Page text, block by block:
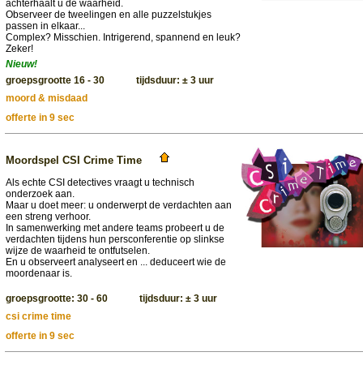
achterhaalt u de waarheid.
Observeer de tweelingen en alle puzzelstukjes
passen in elkaar...
Complex? Misschien. Intrigerend, spannend en leuk?
Zeker!
Nieuw!
groepsgrootte 16 - 30 tijdsduur: ± 3 uur
moord & misdaad
offerte in 9 sec
Moordspel CSI Crime Time
Als echte CSI detectives vraagt u technisch
onderzoek aan.
Maar u doet meer: u onderwerpt de verdachten aan
een streng verhoor.
In samenwerking met andere teams probeert u de
verdachten tijdens hun persconferentie op slinkse
wijze de waarheid te ontfutselen.
En u observeert analyseert en ... deduceert wie de
moordenaar is.
groepsgrootte: 30 - 60 tijdsduur: ± 3 uur
csi crime time
offerte in 9 sec